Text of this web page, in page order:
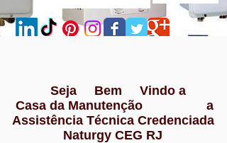
Seja Bem Vindo a
Casa da Manutenção a
Assistência Técnica Credenciada
Naturgy CEG RJ